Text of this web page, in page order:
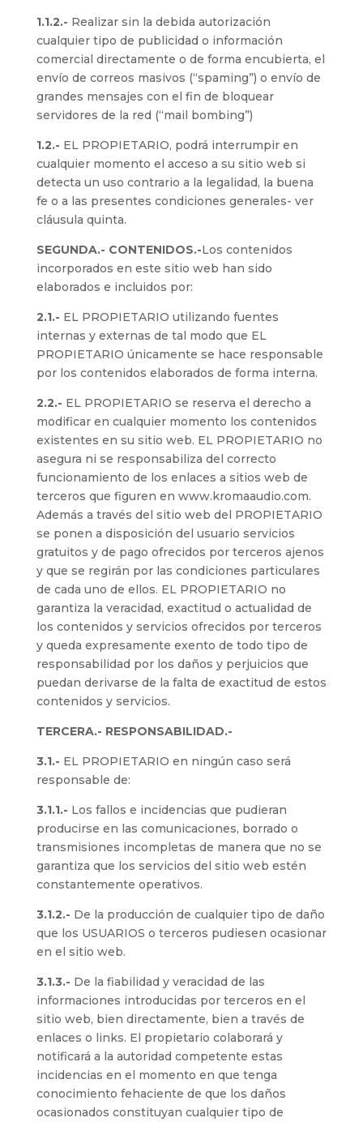
1.1.2.- Realizar sin la debida autorización
cualquier tipo de publicidad o información
comercial directamente o de forma encubierta, el
envío de correos masivos (“spaming”) o envío de
grandes mensajes con el fin de bloquear
servidores de la red (“mail bombing”)
1.2.- EL PROPIETARIO, podrá interrumpir en
cualquier momento el acceso a su sitio web si
detecta un uso contrario a la legalidad, la buena
fe o a las presentes condiciones generales- ver
cláusula quinta.
SEGUNDA.- CONTENIDOS.-Los contenidos
incorporados en este sitio web han sido
elaborados e incluidos por:
2.1.- EL PROPIETARIO utilizando fuentes
internas y externas de tal modo que EL
PROPIETARIO únicamente se hace responsable
por los contenidos elaborados de forma interna.
2.2.- EL PROPIETARIO se reserva el derecho a
modificar en cualquier momento los contenidos
existentes en su sitio web. EL PROPIETARIO no
asegura ni se responsabiliza del correcto
funcionamiento de los enlaces a sitios web de
terceros que figuren en www.kromaaudio.com.
Además a través del sitio web del PROPIETARIO
se ponen a disposición del usuario servicios
gratuitos y de pago ofrecidos por terceros ajenos
y que se regirán por las condiciones particulares
de cada uno de ellos. EL PROPIETARIO no
garantiza la veracidad, exactitud o actualidad de
los contenidos y servicios ofrecidos por terceros
y queda expresamente exento de todo tipo de
responsabilidad por los daños y perjuicios que
puedan derivarse de la falta de exactitud de estos
contenidos y servicios.
TERCERA.- RESPONSABILIDAD.-
3.1.- EL PROPIETARIO en ningún caso será
responsable de:
3.1.1.- Los fallos e incidencias que pudieran
producirse en las comunicaciones, borrado o
transmisiones incompletas de manera que no se
garantiza que los servicios del sitio web estén
constantemente operativos.
3.1.2.- De la producción de cualquier tipo de daño
que los USUARIOS o terceros pudiesen ocasionar
en el sitio web.
3.1.3.- De la fiabilidad y veracidad de las
informaciones introducidas por terceros en el
sitio web, bien directamente, bien a través de
enlaces o links. El propietario colaborará y
notificará a la autoridad competente estas
incidencias en el momento en que tenga
conocimiento fehaciente de que los daños
ocasionados constituyan cualquier tipo de